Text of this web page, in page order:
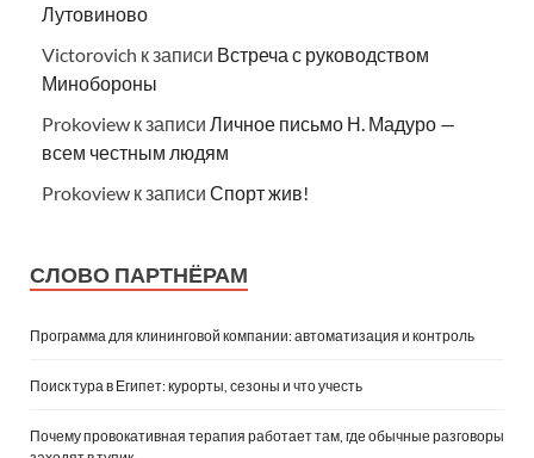
Лутовиново
Victorovich к записи Встреча с руководством
Минобороны
Prokoview к записи Личное письмо Н. Мадуро —
всем честным людям
Prokoview к записи Спорт жив!
СЛОВО ПАРТНЁРАМ
Программа для клининговой компании: автоматизация и контроль
Поиск тура в Египет: курорты, сезоны и что учесть
Почему провокативная терапия работает там, где обычные разговоры